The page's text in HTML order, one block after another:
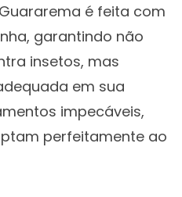
é feita com
garantindo não
insetos, mas
em sua
impecáveis,
perfeitamente ao